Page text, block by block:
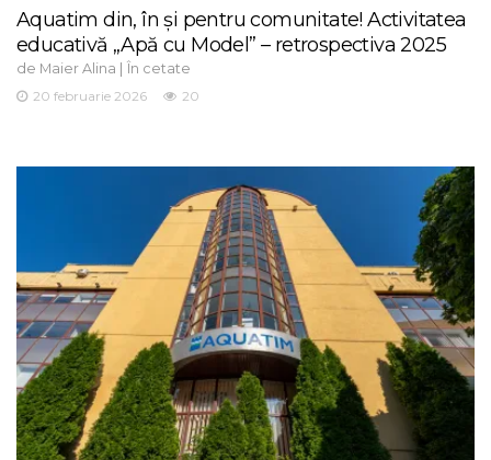
Aquatim din, în și pentru comunitate! Activitatea
educativă „Apă cu Model” – retrospectiva 2025
de Maier Alina | În cetate
20 februarie 2026
20